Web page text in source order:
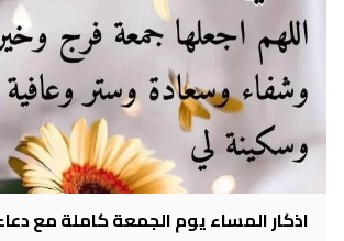
اذكار المساء يوم الجمعة كاملة مع